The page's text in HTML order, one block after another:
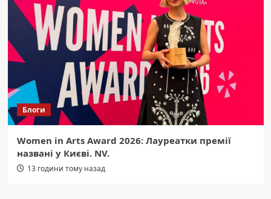
Блоги
Women in Arts Award 2026: Лауреатки премії
названі у Києві. NV.
13 години тому назад